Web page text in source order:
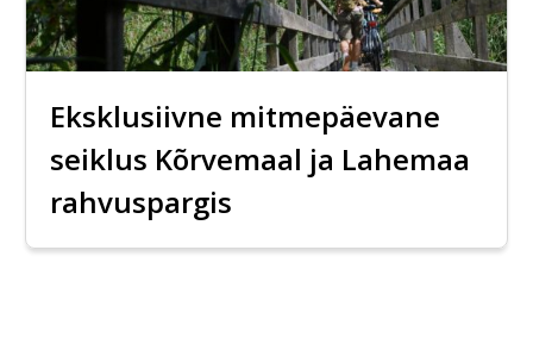
Eksklusiivne mitmepäevane
seiklus Kõrvemaal ja Lahemaa
rahvuspargis